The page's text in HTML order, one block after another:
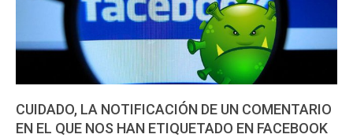
CUIDADO, LA NOTIFICACIÓN DE UN COMENTARIO
EN EL QUE NOS HAN ETIQUETADO EN FACEBOOK